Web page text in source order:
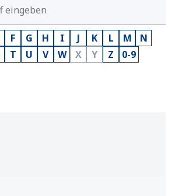
F G H I J K L M
N
T U V W X Y Z 0-9